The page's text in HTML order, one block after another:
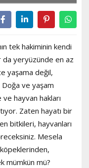
tek hakiminin kendi
da yeryüzünde en az
yaşama değil,
Doğa ve yaşam
hayvan hakları
Zaten hayatı bir
bitkileri, hayvanları
Mesela
köpeklerinden,
mümkün mü?